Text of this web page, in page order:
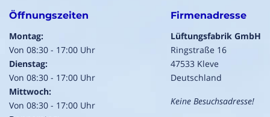
Öffnungszeiten
Montag:
Von 08:30 - 17:00 Uhr
Dienstag:
Von 08:30 - 17:00 Uhr
Mittwoch:
Von 08:30 - 17:00 Uhr
Firmenadresse
Lüftungsfabrik GmbH
Ringstraße 16
47533 Kleve
Deutschland
Keine Besuchsadresse!